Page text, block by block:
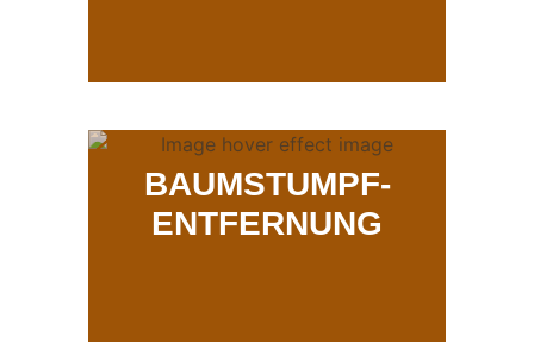
BAUMSTUMPF-
ENTFERNUNG